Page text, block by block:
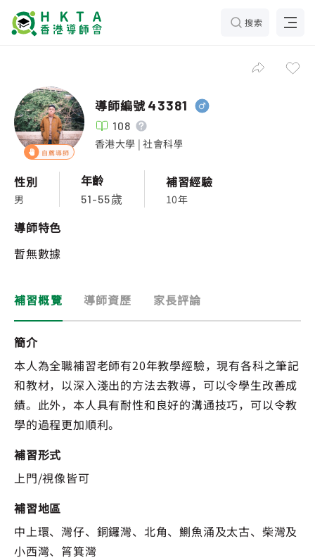
搜索
自薦導師
導師編號 43381
108
香港大學 | 社會科學
性別
男
年齡
51-55歲
補習經驗
10年
導師特色
暫無數據
補習概覽 導師資歷 家長評論
簡介
本人為全職補習老師有20年教學經驗，現有各科之筆記
和教材，以深入淺出的方法去教導，可以令學生改善成
績。此外，本人具有耐性和良好的溝通技巧，可以令教
學的過程更加順利。
補習形式
上門/視像皆可
補習地區
中上環、灣仔、銅鑼灣、北角、鰂魚涌及太古、柴灣及
小西灣、筲箕灣